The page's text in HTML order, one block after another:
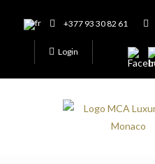
+377 93 30 82 61
Login